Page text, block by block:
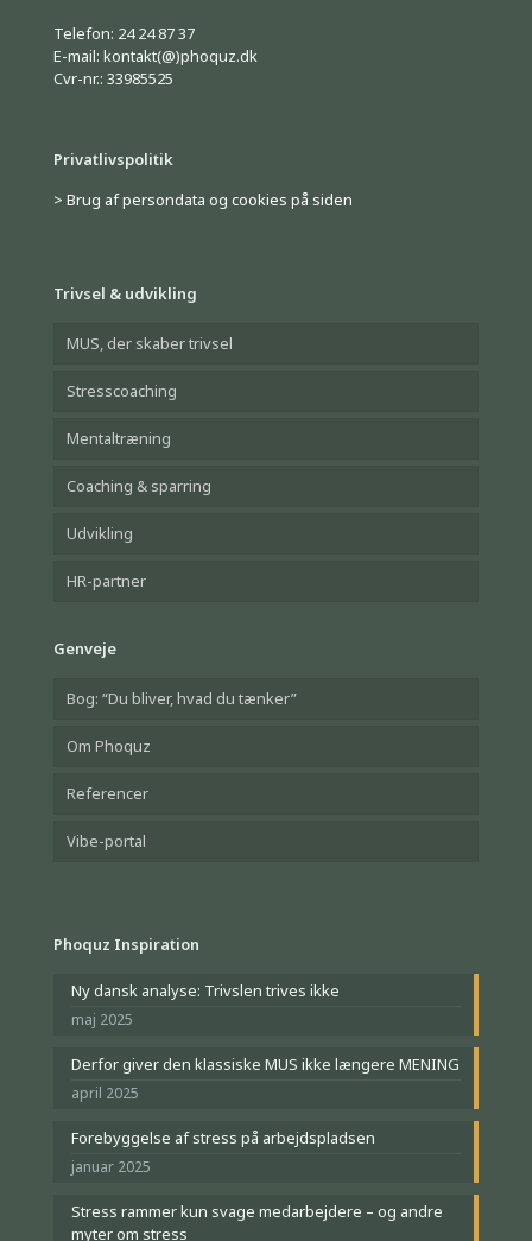
Telefon: 24 24 87 37
E-mail: kontakt(@)phoquz.dk
Cvr-nr.: 33985525
Privatlivspolitik
> Brug af persondata og cookies på siden
Trivsel & udvikling
MUS, der skaber trivsel
Stresscoaching
Mentaltræning
Coaching & sparring
Udvikling
HR-partner
Genveje
Bog: “Du bliver, hvad du tænker”
Om Phoquz
Referencer
Vibe-portal
Phoquz Inspiration
Ny dansk analyse: Trivslen trives ikke
maj 2025
Derfor giver den klassiske MUS ikke længere MENING
april 2025
Forebyggelse af stress på arbejdspladsen
januar 2025
Stress rammer kun svage medarbejdere – og andre
myter om stress